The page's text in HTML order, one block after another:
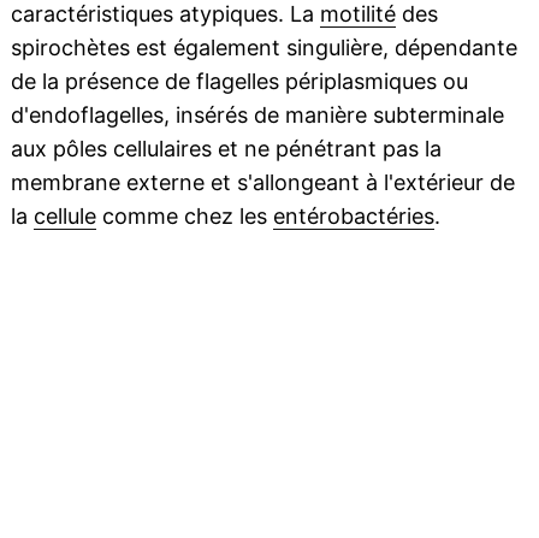
caractéristiques atypiques. La motilitédes
spirochètes est également singulière, dépendante
de la présence de flagelles périplasmiques ou
d'endoflagelles, insérés de manière subterminale
aux pôles cellulaires et ne pénétrant pas la
membrane externe et s'allongeant à l'extérieur de
la cellulecomme chez les entérobactéries.